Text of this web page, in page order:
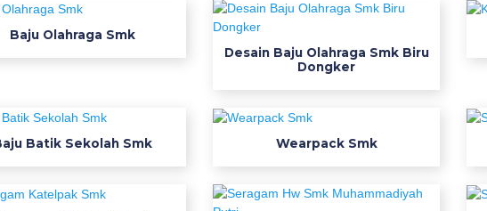
Baju Olahraga Smk
Desain Baju Olahraga Smk Biru
Dongker
Batik Sekolah Smk Wearpack Smk